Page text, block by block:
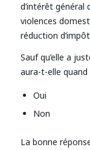
d’intérêt général
violences
réduction
Sauf qu’elle a
aura-t-elle
Oui
Non
La bonne